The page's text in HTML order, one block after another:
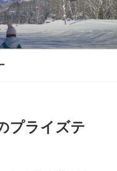
プライズテ